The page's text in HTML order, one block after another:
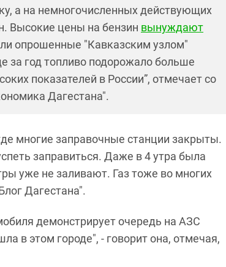
а на немногочисленных действующих
Высокие цены на бензин вынуждают
опрошенные "Кавказским узлом"
за год топливо подорожало больше
показателей в России”, отмечает со
Дагестана".
многие заправочные станции закрыты.
заправиться. Даже в 4 утра была
уже не заливают. Газ тоже во многих
Дагестана".
демонстрирует очередь на АЗС
в этом городе", - говорит она, отмечая,